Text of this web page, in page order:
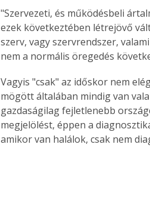
"Szervezeti, és működésbeli
ezek következtében létrejövő
szerv, vagy szervrendszer,
nem a normális öregedés
Vagyis "csak" az időskor nem
mögött általában mindig van
gazdaságilag fejletlenebb
megjelölést, éppen a
amikor van halálok, csak nem